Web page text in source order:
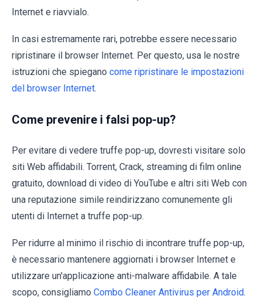
Internet e riavvialo.
In casi estremamente rari, potrebbe essere necessario
ripristinare il browser Internet. Per questo, usa le nostre
istruzioni che spiegano come ripristinare le impostazioni
del browser Internet.
Come prevenire i falsi pop-up?
Per evitare di vedere truffe pop-up, dovresti visitare solo
siti Web affidabili. Torrent, Crack, streaming di film online
gratuito, download di video di YouTube e altri siti Web con
una reputazione simile reindirizzano comunemente gli
utenti di Internet a truffe pop-up.
Per ridurre al minimo il rischio di incontrare truffe pop-up,
è necessario mantenere aggiornati i browser Internet e
utilizzare un'applicazione anti-malware affidabile. A tale
scopo, consigliamo Combo Cleaner Antivirus per Android.